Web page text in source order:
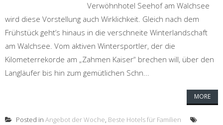
Verwöhnhotel Seehof am Walchsee
wird diese Vorstellung auch Wirklichkeit. Gleich nach dem
Frühstück geht’s hinaus in die verschneite Winterlandschaft
am Walchsee. Vom aktiven Wintersportler, der die
Kilometerrekorde am „Zahmen Kaiser“ brechen will, über den
Langläufer bis hin zum gemütlichen Schn...
MORE
Posted in Angebot der Woche, Beste Hotels für Familien